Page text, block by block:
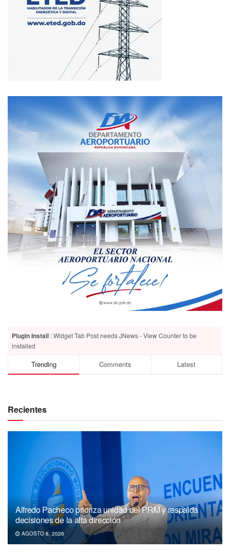
Plugin Install : Widget Tab Post needs JNews - View Counter to be
installed
Trending Comments Latest
Recientes
Alfredo Pacheco prioriza unidad del PRM y respalda
decisiones de la alta dirección
AGOSTO 8, 2026